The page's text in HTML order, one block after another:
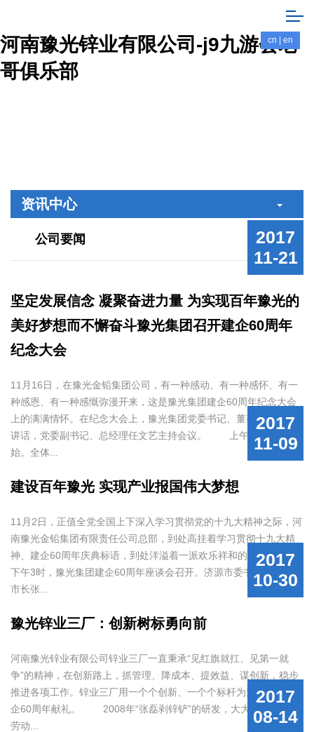
河南豫光锌业有限公司-j9九游会老
哥俱乐部
cn en
资讯中心
公司要闻
2017
11-21
坚定发展信念 凝聚奋进力量 为实现百年豫光的
美好梦想而不懈奋斗豫光集团召开建企60周年
纪念大会
11月16日，在豫光金铅集团公司，有一种感动、有一种感怀、有一
种感恩、有一种感慨弥漫开来，这是豫光集团建企60周年纪念大会
上的满满情怀。在纪念大会上，豫光集团党委书记、董事长杨安国
讲话，党委副书记、总经理任文艺主持会议。 上午9时，大会开
始。全体...
2017
11-09
建设百年豫光 实现产业报国伟大梦想
11月2日，正值全党全国上下深入学习贯彻党的十九大精神之际，河
南豫光金铅集团有限责任公司总部，到处高挂着学习贯彻十九大精
神、建企60周年庆典标语，到处洋溢着一派欢乐祥和的气氛。
下午3时，豫光集团建企60周年座谈会召开。济源市委书记张战伟、
市长张...
2017
10-30
豫光锌业三厂：创新树标勇向前
河南豫光锌业有限公司锌业三厂一直秉承“见红旗就扛、见第一就
争”的精神，在创新路上，抓管理、降成本、提效益、谋创新，稳步
推进各项工作。锌业三厂用一个个创新、一个个标杆为豫光集团建
企60周年献礼。 2008年“张磊剥锌铲”的研发，大大降低了职工
劳动...
2017
08-14